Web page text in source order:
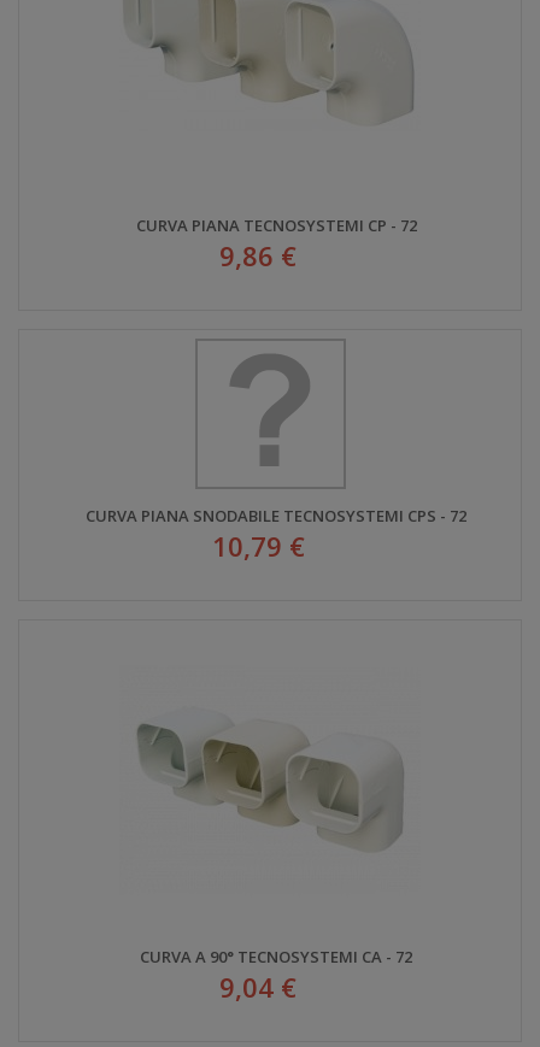
CURVA PIANA TECNOSYSTEMI CP - 72
9,86 €
CURVA PIANA SNODABILE TECNOSYSTEMI CPS - 72
10,79 €
CURVA A 90° TECNOSYSTEMI CA - 72
9,04 €